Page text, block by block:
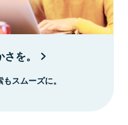
を。
スムーズに。